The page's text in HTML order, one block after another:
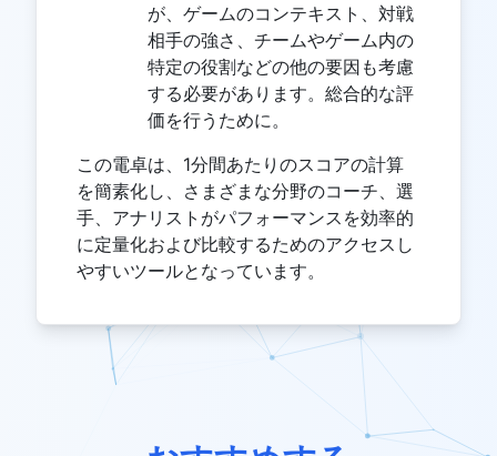
が、ゲームのコンテキスト、対戦
相手の強さ、チームやゲーム内の
特定の役割などの他の要因も考慮
する必要があります。総合的な評
価を行うために。
この電卓は、1分間あたりのスコアの計算
を簡素化し、さまざまな分野のコーチ、選
手、アナリストがパフォーマンスを効率的
に定量化および比較するためのアクセスし
やすいツールとなっています。